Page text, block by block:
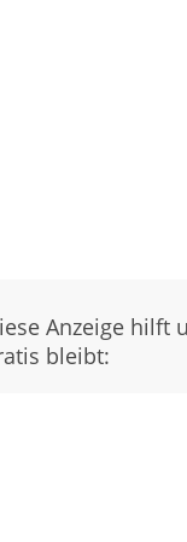
Anzeige hilft
bleibt: